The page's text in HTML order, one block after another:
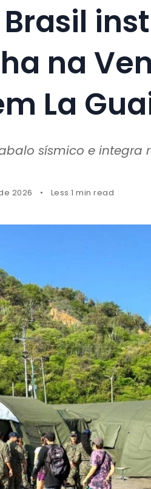
na
La
sísmico e integra
2026 Less 1 min read